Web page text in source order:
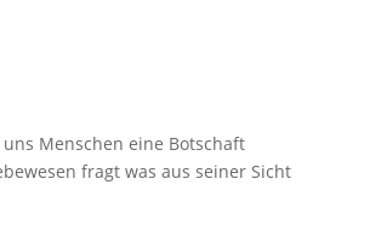
Menschen eine Botschaft
fragt was aus seiner Sicht